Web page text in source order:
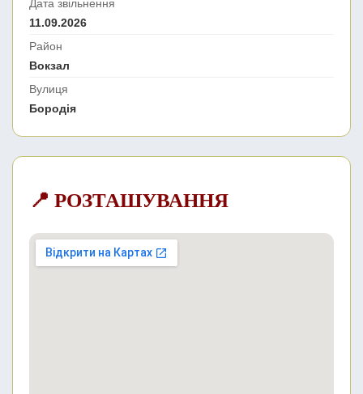
Дата звільнення
11.09.2026
Район
Вокзал
Вулиця
Бородія
📍 РОЗТАШУВАННЯ